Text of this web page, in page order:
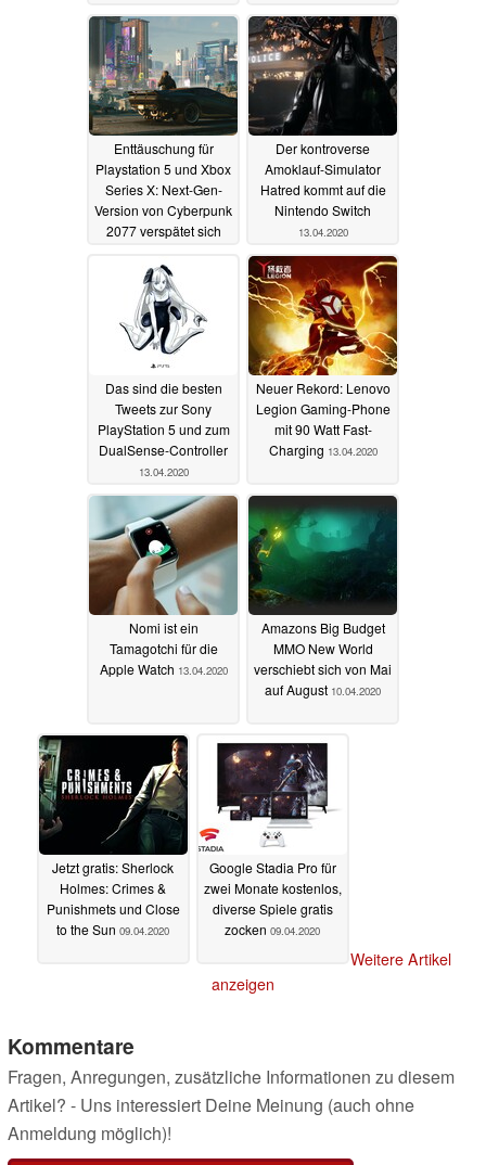
Enttäuschung für
Playstation 5 und Xbox
Series X: Next-Gen-
Version von Cyberpunk
2077 verspätet sich
Der kontroverse
Amoklauf-Simulator
Hatred kommt auf die
Nintendo Switch
13.04.2020
Das sind die besten
Tweets zur Sony
PlayStation 5 und zum
DualSense-Controller
13.04.2020
Neuer Rekord: Lenovo
Legion Gaming-Phone
mit 90 Watt Fast-
Charging 13.04.2020
Nomi ist ein
Tamagotchi für die
Apple Watch 13.04.2020
Amazons Big Budget
MMO New World
verschiebt sich von Mai
auf August 10.04.2020
Jetzt gratis: Sherlock
Holmes: Crimes &
Punishmets und Close
to the Sun 09.04.2020
Google Stadia Pro für
zwei Monate kostenlos,
diverse Spiele gratis
zocken 09.04.2020
Weitere Artikel
anzeigen
Kommentare
Fragen, Anregungen, zusätzliche Informationen zu diesem
Artikel? - Uns interessiert Deine Meinung (auch ohne
Anmeldung möglich)!